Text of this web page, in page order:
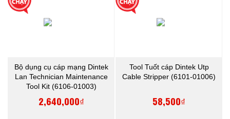
Bộ dụng cụ cáp mạng Dintek
Lan Technician Maintenance
Tool Kit (6106-01003)
2,640,000₫
Tool Tuốt cáp Dintek Utp
Cable Stripper (6101-01006)
58,500₫